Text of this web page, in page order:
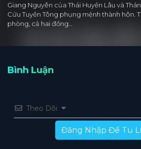
Giang Nguyên của Thái Huyền Lâu và
Cửu Tuyền Tông phụng mệnh thành hôn.
phòng, cả hai đồng…
Bình Luận
Theo Dõi
Đăng Nhập Để Tu